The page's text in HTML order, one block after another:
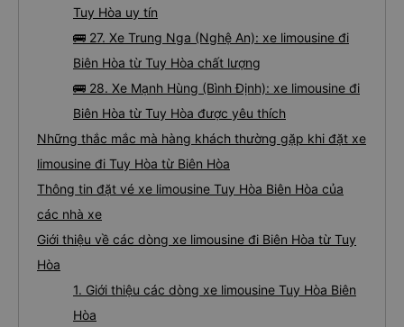
Tuy Hòa uy tín
🚌 27. Xe Trung Nga (Nghệ An): xe limousine đi
Biên Hòa từ Tuy Hòa chất lượng
🚌 28. Xe Mạnh Hùng (Bình Định): xe limousine đi
Biên Hòa từ Tuy Hòa được yêu thích
Những thắc mắc mà hàng khách thường gặp khi đặt xe
limousine đi Tuy Hòa từ Biên Hòa
Thông tin đặt vé xe limousine Tuy Hòa Biên Hòa của
các nhà xe
Giới thiệu về các dòng xe limousine đi Biên Hòa từ Tuy
Hòa
1. Giới thiệu các dòng xe limousine Tuy Hòa Biên
Hòa